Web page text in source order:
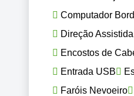
Computador
Direção Assistida
Encostos de
Entrada USB
Faróis Nevoeiro